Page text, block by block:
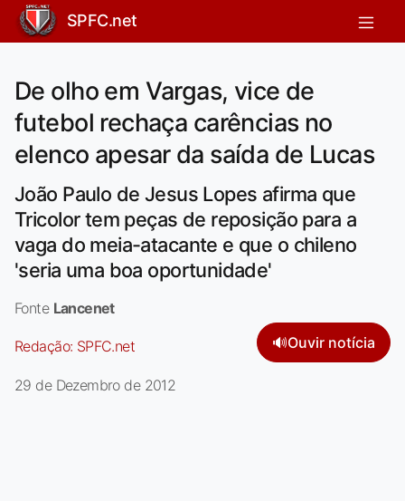
SPFC.net
De olho em Vargas, vice de
futebol rechaça carências no
elenco apesar da saída de Lucas
João Paulo de Jesus Lopes afirma que
Tricolor tem peças de reposição para a
vaga do meia-atacante e que o chileno
'seria uma boa oportunidade'
Fonte Lancenet
Redação: SPFC.net 🔊Ouvir notícia
29 de Dezembro de 2012